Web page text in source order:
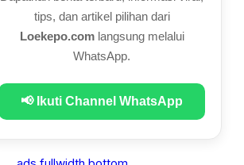
tips, dan artikel pilihan dari
Loekepo.comlangsung melalui
WhatsApp.
📢 Ikuti Channel WhatsApp